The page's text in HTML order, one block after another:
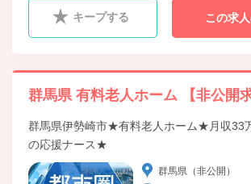
キープする この求
群馬県 有料老人ホーム 【非公開求
群馬県伊勢崎市★有料老人ホーム★月収33
の応援ナース★
群馬県（非公開）